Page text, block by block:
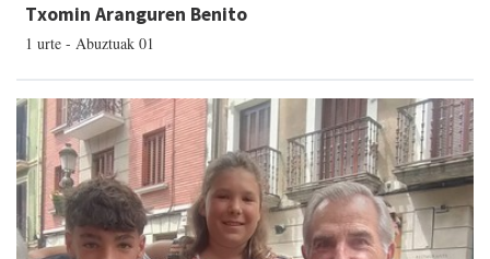
Txomin Aranguren Benito
1 urte - Abuztuak 01